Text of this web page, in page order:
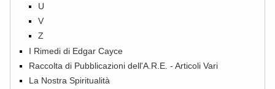
U
V
Z
I Rimedi di Edgar Cayce
Raccolta di Pubblicazioni dell'A.R.E. - Articoli Vari
La Nostra Spiritualità